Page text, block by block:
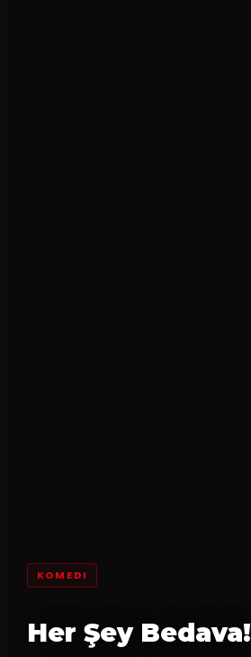
KOMEDI
Her Şey Bedava!